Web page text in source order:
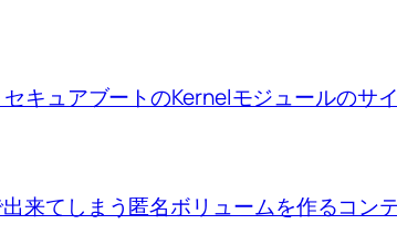
キュアブートのKernelモジュールのサ
来てしまう匿名ボリュームを作るコン